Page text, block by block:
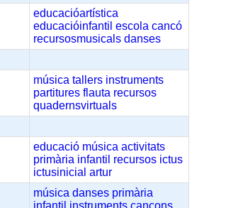
educacióartística
educacióinfantil escola cancó
recursosmusicals danses
música tallers instruments
partitures flauta recursos
quadernsvirtuals
educació música activitats
primària infantil recursos ictus
ictusinicial artur
música danses primària